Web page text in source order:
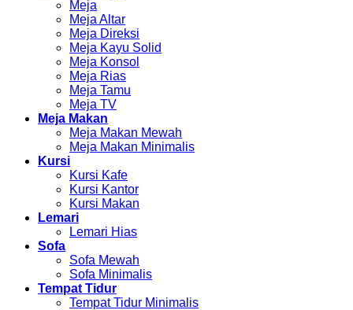
Meja
Meja Altar
Meja Direksi
Meja Kayu Solid
Meja Konsol
Meja Rias
Meja Tamu
Meja TV
Meja Makan
Meja Makan Mewah
Meja Makan Minimalis
Kursi
Kursi Kafe
Kursi Kantor
Kursi Makan
Lemari
Lemari Hias
Sofa
Sofa Mewah
Sofa Minimalis
Tempat Tidur
Tempat Tidur Minimalis